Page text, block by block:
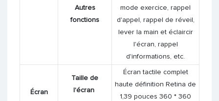
Autres
fonctions
mode exercice, rappel
d'appel, rappel de réveil,
lever la main et éclaircir
l'écran, rappel
d'informations, etc.
Écran
Taille de
l'écran
Écran tactile complet
haute définition Retina de
1,39 pouces 360 * 360